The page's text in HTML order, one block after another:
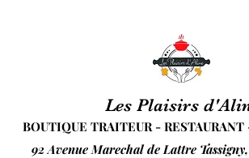
Les Plaisirs
BOUTIQUE TRAITEUR -
92 Avenue Marechal de Lattre